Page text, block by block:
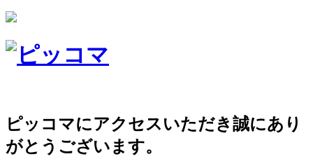
ピッコマにアクセスいただき誠にあり
がとうございます。